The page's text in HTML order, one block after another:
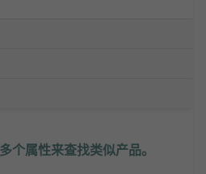
个属性来查找类似产品。